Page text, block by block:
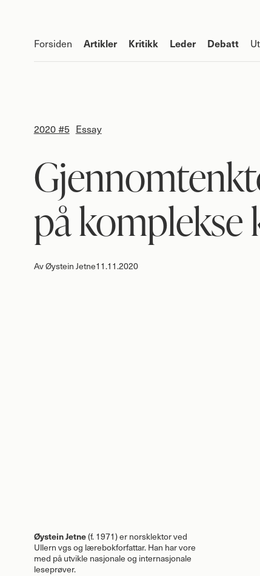
Forsiden Artikler Kritikk Leder Debatt
2020 #5 Essay
på komplekse
AvØystein Jetne11.11.2020
Øystein Jetne(f. 1971) er norsklektor ved
Ullern vgs og lærebokforfattar. Han har vore
med på utvikle nasjonale og internasjonale
leseprøver.